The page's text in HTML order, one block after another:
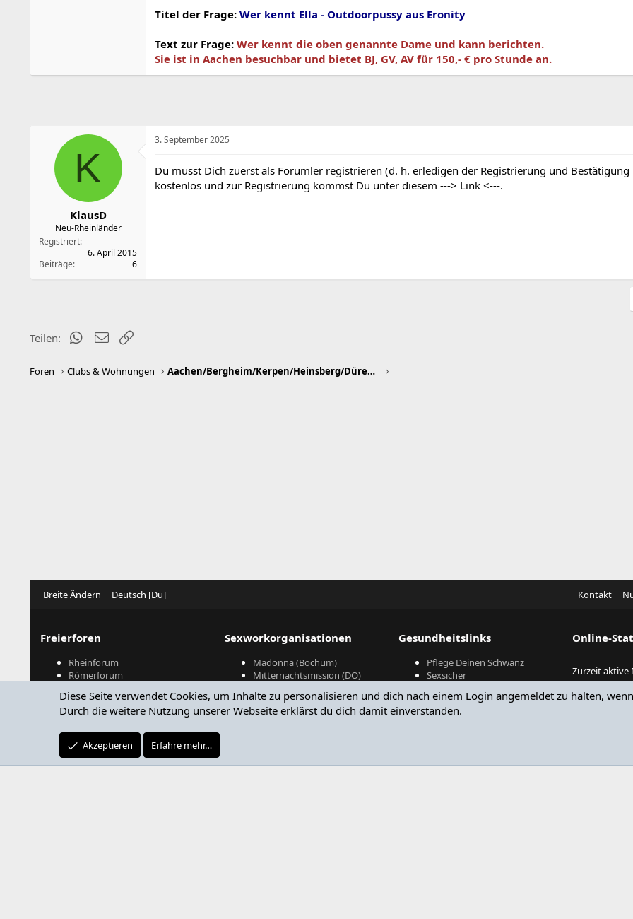
Titel der Frage: Wer kennt Ella - Outdoorpussy aus Eronity
Text zur Frage: Wer kennt die oben genannte Dame und kann berichten.
Sie ist in Aachen besuchbar und bietet BJ, GV, AV für 150,- € pro Stunde an.
K
KlausD
Neu-Rheinländer
Registriert
6. April 2015
Beiträge
6
3. September 2025
Du musst Dich zuerst als Forumler registrieren (d. h. erledigen der Registrierung und Bestätigung
kostenlos und zur Registrierung kommst Du unter diesem ---> Link <---.
Teilen: WhatsApp
E-Mail
Foren Clubs & Wohnungen Aachen/Bergheim/Kerpen/Heinsberg/Düren/Euskirchen
Breite Ändern Deutsch [Du] Kontakt
Freierforen
Rheinforum
Römerforum
Bordellcommunity
FFM-Forum
Ijsberenforum (NL)
Youppie (B/FR)
Sexworkorganisationen
Madonna (Bochum)
Mitternachtsmission (DO)
GSSG
Sexworker.at (Ö)
Gesundheitslinks
Pflege Deinen Schwanz
Sexsicher
Machs Mit!
Robert Koch Institut
Online-
Zurzeit aktive
Zurzeit aktive
Diese Seite verwendet Cookies, um Inhalte zu personalisieren und dich nach einem Login angemeldet zu halten,
Durch die weitere Nutzung unserer Webseite erklärst du dich damit einverstanden.
Akzeptieren Erfahre mehr…